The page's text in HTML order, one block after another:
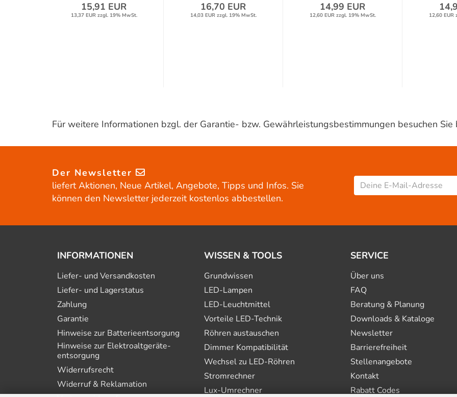
15,91 EUR
13,37 EUR zzgl. 19% MwSt.
16,70 EUR
14,03 EUR zzgl. 19% MwSt.
14,99 EUR
12,60 EUR zzgl. 19% MwSt. 12,60 EUR
Für weitere Informationen bzgl. der Garantie- bzw. Gewährleistungsbestimmungen besuchen Sie
Der Newsletter
liefert Aktionen, Neue Artikel, Angebote, Tipps und Infos. Sie
können den Newsletter jederzeit kostenlos abbestellen.
INFORMATIONEN
Liefer- und Versandkosten
Liefer- und Lagerstatus
Zahlung
Garantie
Hinweise zur Batterie­entsorgung
Hinweise zur Elektro­altgeräte­
entsorgung
Widerrufsrecht
Widerruf & Reklamation
WISSEN & TOOLS
Grundwissen
LED-Lampen
LED-Leuchtmittel
Vorteile LED-Technik
Röhren austauschen
Dimmer Kompatibilität
Wechsel zu LED-Röhren
Stromrechner
Lux-Umrechner
SERVICE
Über uns
FAQ
Beratung & Planung
Downloads & Kataloge
Newsletter
Barrierefreiheit
Stellenangebote
Kontakt
Rabatt Codes